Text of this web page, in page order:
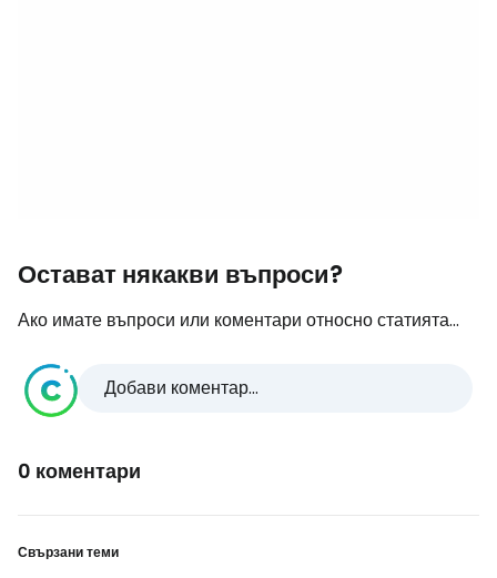
Остават някакви въпроси?
Ако имате въпроси или коментари относно статията...
Добави коментар...
0 коментари
Свързани теми